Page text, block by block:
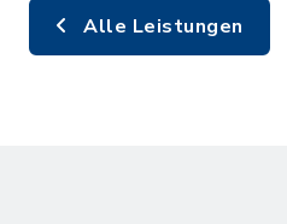
Alle Leistungen